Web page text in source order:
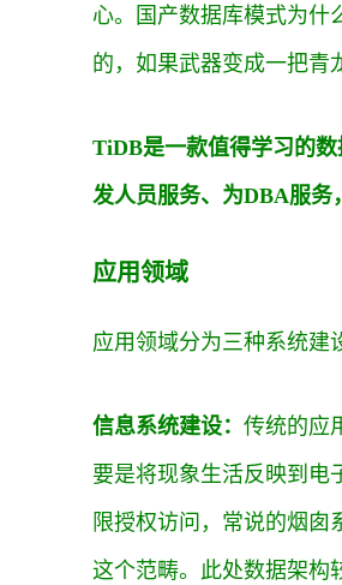
心。国产数据库模式为什
的，如果武器变成一把青
TiDB是一款值得学习的
发人员服务、为DBA服务
应用领域
应用领域分为三种系统建
信息系统建设： 传统的应
要是将现象生活反映到电
限授权访问，常说的烟囱
这个范畴。此处数据架构